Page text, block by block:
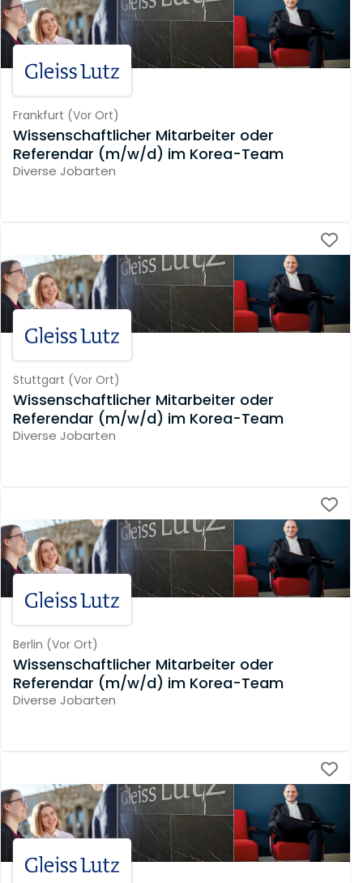
Frankfurt (Vor Ort)
Wissenschaftlicher Mitarbeiter oder
Referendar (m/w/d) im Korea-Team
Diverse Jobarten
Stuttgart (Vor Ort)
Wissenschaftlicher Mitarbeiter oder
Referendar (m/w/d) im Korea-Team
Diverse Jobarten
Berlin (Vor Ort)
Wissenschaftlicher Mitarbeiter oder
Referendar (m/w/d) im Korea-Team
Diverse Jobarten